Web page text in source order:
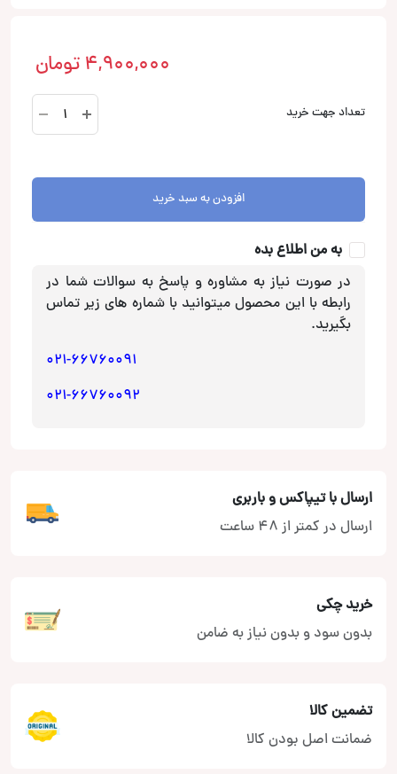
4,900,000 تومان
تعداد جهت خرید
TS-
G1020F
افزودن به سبد خرید
به من اطلاع بده
در صورت نیاز به مشاوره و پاسخ به سوالات شما در
رابطه با این محصول میتوانید با شماره های زیر تماس
بگیرید.
021-66760091
021-66760092
ارسال با تیپاکس و باربری
ارسال در کمتر از 48 ساعت
خرید چکی
بدون سود و بدون نیاز به ضامن
تضمین کالا
ضمانت اصل بودن کالا